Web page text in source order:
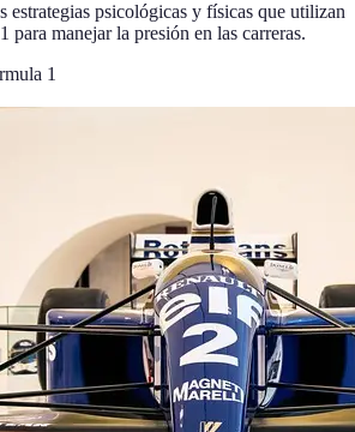
estrategias psicológicas y físicas que utilizan
para manejar la presión en las carreras.
1